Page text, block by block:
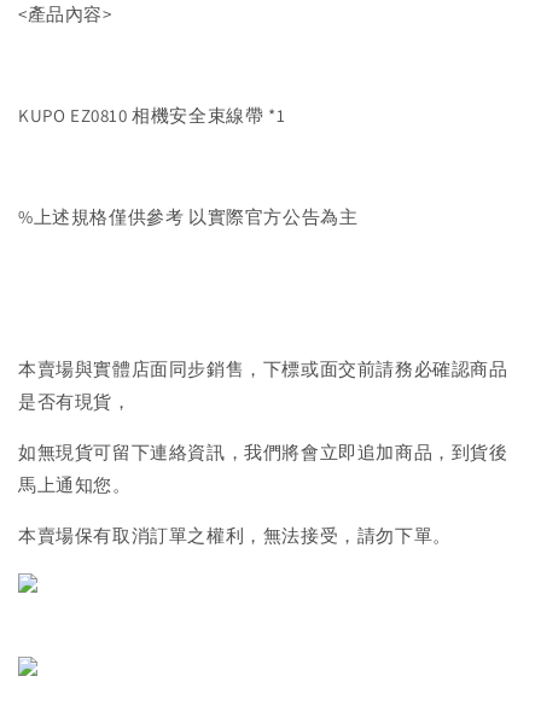
<產品內容>
KUPO EZ0810 相機安全束線帶 *1
%上述規格僅供參考 以實際官方公告為主
本賣場與實體店面同步銷售，下標或面交前請務必確認商品
是否有現貨，
如無現貨可留下連絡資訊，我們將會立即追加商品，到貨後
馬上通知您。
本賣場保有取消訂單之權利，無法接受，請勿下單。